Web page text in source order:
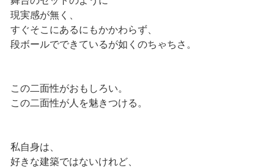
現実感が無く、
すぐそこにあるにもかかわらず、
段ボールでできているが如くのちゃちさ。
この二面性がおもしろい。
この二面性が人を魅きつける。
私自身は、
好きな建築ではないけれど、